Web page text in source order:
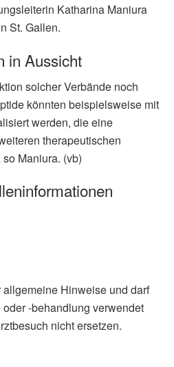
Katharina Maniura
St. Gallen.
in Aussicht
solcher Verbände noch
könnten beispielsweise mit
werden, die eine
therapeutischen
Maniura. (vb)
Hinweise und darf
-behandlung verwendet
nicht ersetzen.